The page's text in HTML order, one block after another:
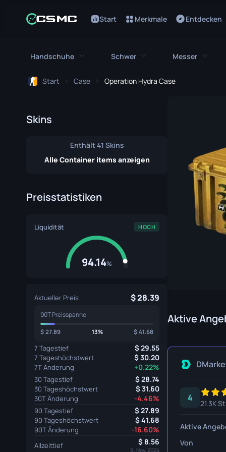
Start Merkmale Entdecken
Handschuhe
Fahrerhandschuhe
Hydra Handschuhe
Spezialistenhandschuhe
Sporthandschuhe
Schwer
Negev
Messer
Falchion
Flip
Gut
M9
Shadow
Start Case Operation Hydra Case
Skins
Enthält 41 Skins
Alle Container items anzeigen
Preisstatistiken
Liquidität HOCH
94.14%
Aktueller Preis 28.39
90T Preisspanne
27.89 13% 41.68
7 Tagestief 29.55
7 Tageshöchstwert 30.20
7T Änderung +0.22%
30 Tagestief 28.74
30 Tageshöchstwert 31.60
30T Änderung -4.46%
90 Tagestief 27.89
90 Tageshöchstwert 41.68
90T Änderung -16.60%
Allzeittief 8.56
9. Nov. 2024
Aktive
4
21.3K
Aktive
Von